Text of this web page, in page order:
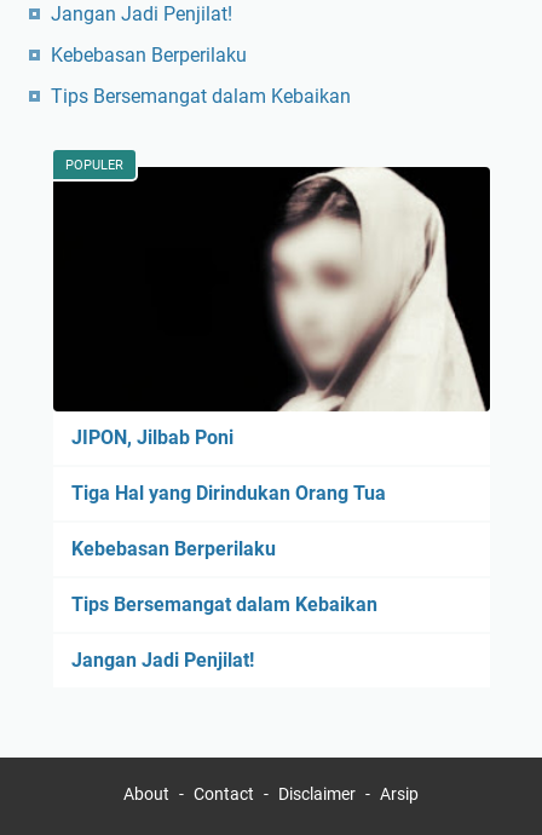
Jangan Jadi Penjilat!
Kebebasan Berperilaku
Tips Bersemangat dalam Kebaikan
POPULER
JIPON, Jilbab Poni
Tiga Hal yang Dirindukan Orang Tua
Kebebasan Berperilaku
Tips Bersemangat dalam Kebaikan
Jangan Jadi Penjilat!
About Contact Disclaimer Arsip